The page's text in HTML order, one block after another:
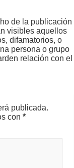
de la publicación
visibles aquellos
difamatorios, o
persona o grupo
relación con el
publicada.
con*